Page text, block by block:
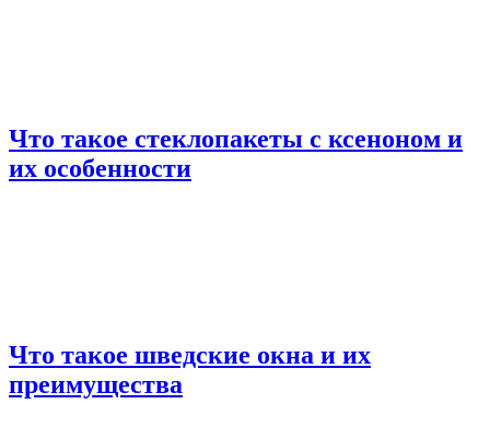
Что такое стеклопакеты с ксеноном и
их особенности
Что такое шведские окна и их
преимущества